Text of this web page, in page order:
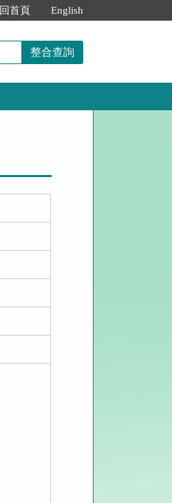
回首頁 English
整合查詢